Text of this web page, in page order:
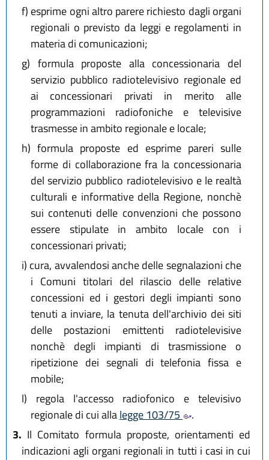
f) esprime ogni altro parere richiesto dagli organi
regionali o previsto da leggi e regolamenti in
materia di comunicazioni;
g) formula proposte alla concessionaria del
servizio pubblico radiotelevisivo regionale ed
ai concessionari privati in merito alle
programmazioni radiofoniche e televisive
trasmesse in ambito regionale e locale;
h) formula proposte ed esprime pareri sulle
forme di collaborazione fra la concessionaria
del servizio pubblico radiotelevisivo e le realtà
culturali e informative della Regione, nonchè
sui contenuti delle convenzioni che possono
essere stipulate in ambito locale con i
concessionari privati;
i) cura, avvalendosi anche delle segnalazioni che
i Comuni titolari del rilascio delle relative
concessioni ed i gestori degli impianti sono
tenuti a inviare, la tenuta dell'archivio dei siti
delle postazioni emittenti radiotelevisive
nonchè degli impianti di trasmissione o
ripetizione dei segnali di telefonia fissa e
mobile;
l) regola l'accesso radiofonico e televisivo
regionale di cui allalegge 103/75
.
3. Il Comitato formula proposte, orientamenti ed
indicazioni agli organi regionali in tutti i casi in cui